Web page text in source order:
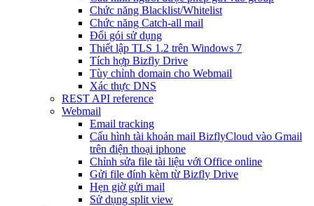
Chức năng Blacklist/Whitelist
Chức năng Catch-all mail
Đổi gói sử dụng
Thiết lập TLS 1.2 trên Windows 7
Tích hợp Bizfly Drive
Tùy chỉnh domain cho Webmail
Xác thực DNS
REST API reference
Webmail
Email tracking
Cấu hình tài khoản mail BizflyCloud vào Gmail
trên điện thoại iphone
Chỉnh sửa file tài liệu với Office online
Gửi file đính kèm từ Bizfly Drive
Hẹn giờ gửi mail
Sử dụng split view